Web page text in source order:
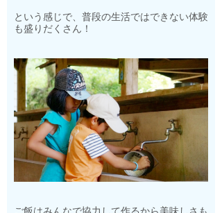
という感じで、普段の生活ではできない体験
も盛りだくさん！
ご飯はみんなで協力して作るから美味しさも